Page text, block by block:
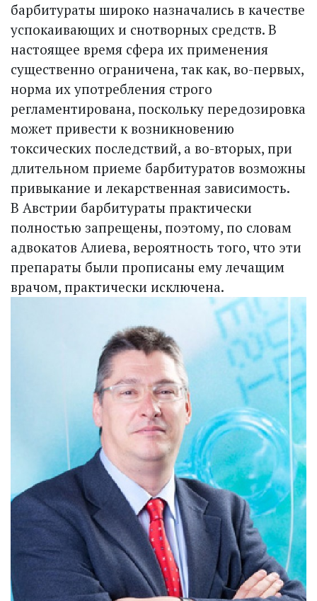
барбитураты широко назначались в качестве
успокаивающих и снотворных средств. В
настоящее время сфера их применения
существенно ограничена, так как, во-первых,
норма их употребления строго
регламентирована, поскольку передозировка
может привести к возникновению
токсических последствий, а во-вторых, при
длительном приеме барбитуратов возможны
привыкание и лекарственная зависимость.
В Австрии барбитураты практически
полностью запрещены, поэтому, по словам
адвокатов Алиева, вероятность того, что эти
препараты были прописаны ему лечащим
врачом, практически исключена.